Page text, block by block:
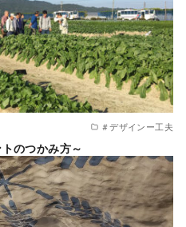
＃デザインー工夫
のつかみ方～